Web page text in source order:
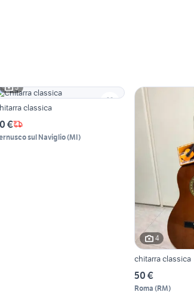
3
classica
€
sul Naviglio(MI)
4
chitarra classica
50 €
Roma (RM)